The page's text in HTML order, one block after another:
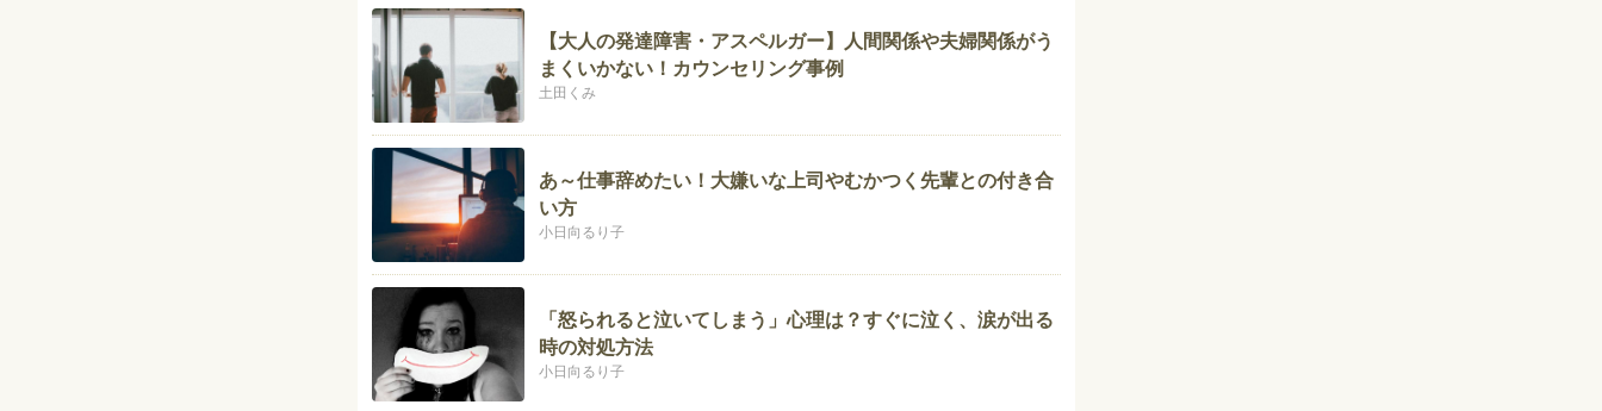
【大人の発達障害・アスペルガー】人間関係や夫婦関係がう
まくいかない！カウンセリング事例
土田くみ
あ～仕事辞めたい！大嫌いな上司やむかつく先輩との付き合
い方
小日向るり子
「怒られると泣いてしまう」心理は？すぐに泣く、涙が出る
時の対処方法
小日向るり子